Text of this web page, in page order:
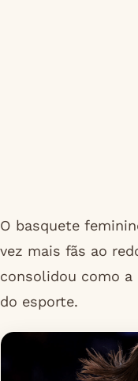
O basquete
vez mais fãs ao
consolidou como
do esporte.